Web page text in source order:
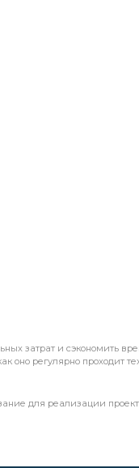
затрат и сэкономить
оно регулярно проходит
для реализации